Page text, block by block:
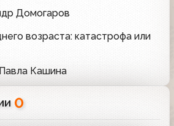
Домогаров
возраста: катастрофа или
Кашина
0